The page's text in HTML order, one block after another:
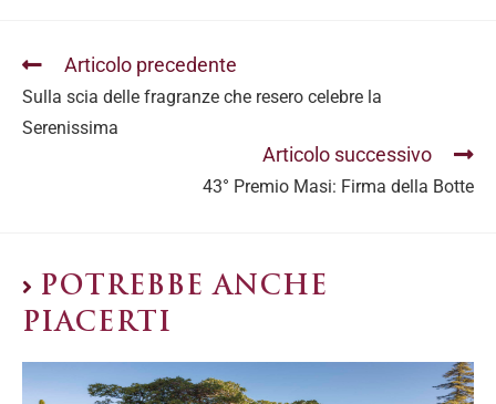
Articolo precedente
Sulla scia delle fragranze che resero celebre la
Serenissima
Articolo successivo
43° Premio Masi: Firma della Botte
POTREBBE ANCHE
PIACERTI